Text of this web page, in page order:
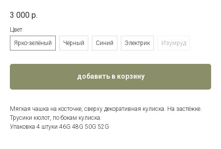
3 000 р.
Цвет
Ярко-зелёный
Чёрный Синий Электрик Изумруд
добавить в корзину
Мягкая чашка на косточке, сверху декоративная кулиска. На застёжке.
Трусики кюлот, по бокам кулиска.
Упаковка 4 штуки 46G 48G 50G 52G